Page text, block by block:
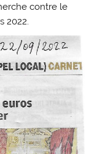
contre le
2022.